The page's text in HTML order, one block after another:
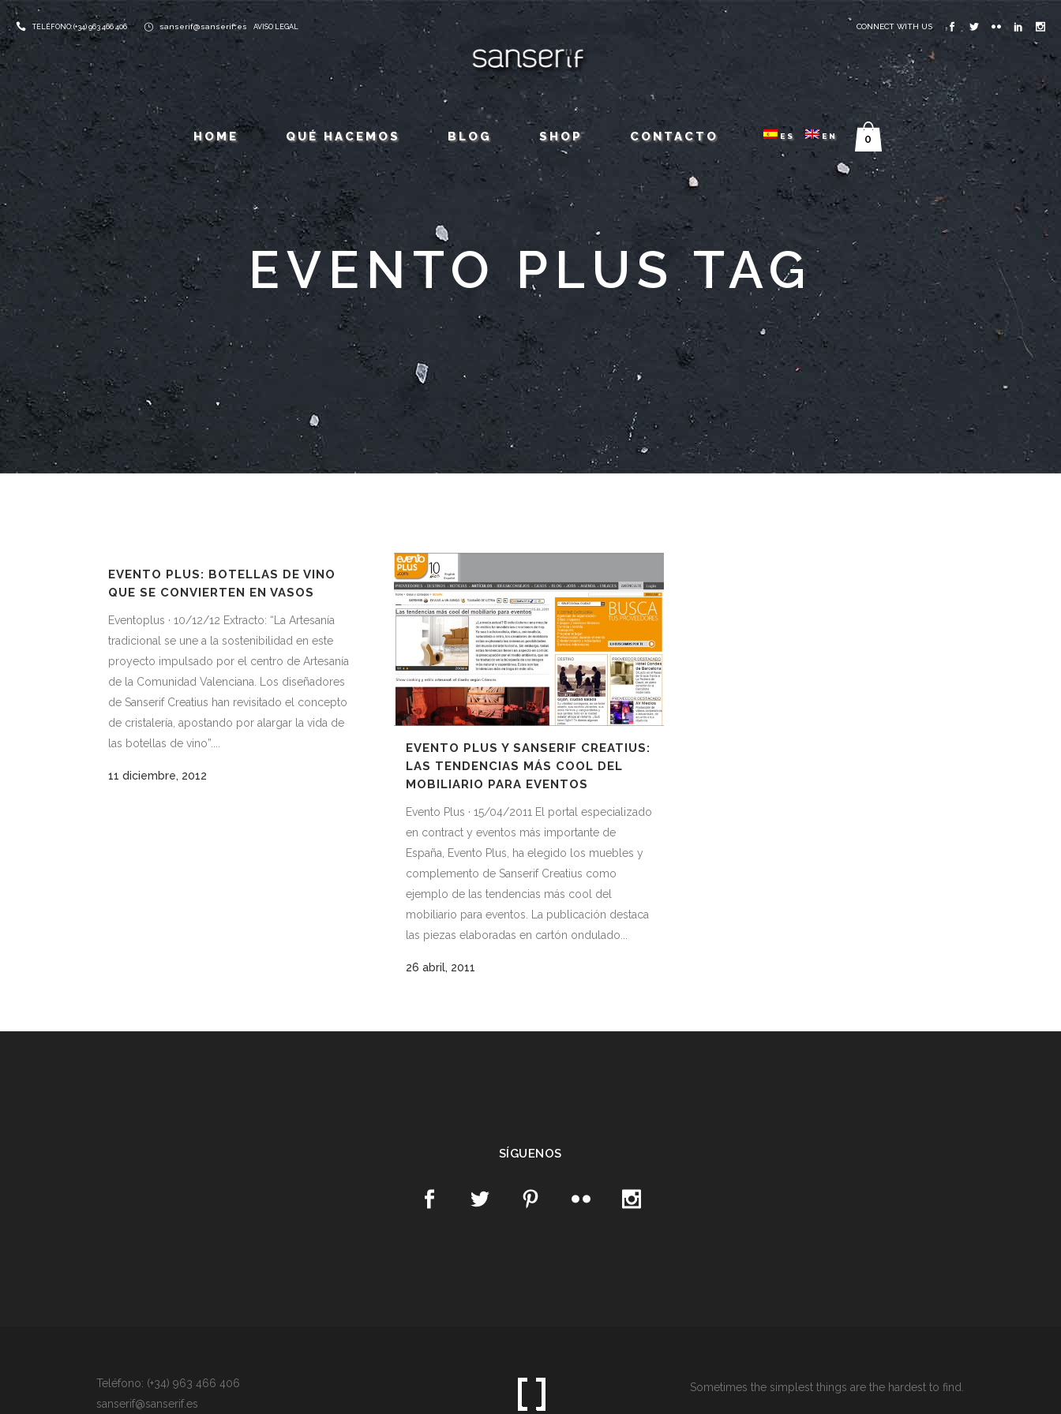
TELÉFONO: (+34) 963 466 406 sanserif@sanserif.es AVISO LEGAL CONNECT WITH US
HOME QUÉ HACEMOS BLOG SHOP CONTACTO ES EN 0
EVENTO PLUS TAG
EVENTO PLUS: BOTELLAS DE VINO
QUE SE CONVIERTEN EN VASOS
Eventoplus · 10/12/12 Extracto: “La Artesanía
tradicional se une a la sostenibilidad en este
proyecto impulsado por el centro de Artesanía
de la Comunidad Valenciana. Los diseñadores
de Sanserif Creatius han revisitado el concepto
de cristalería, apostando por alargar la vida de
las botellas de vino”....
11 diciembre, 2012
EVENTO PLUS Y SANSERIF CREATIUS:
LAS TENDENCIAS MÁS COOL DEL
MOBILIARIO PARA EVENTOS
Evento Plus · 15/04/2011 El portal especializado
en contract y eventos más importante de
España, Evento Plus, ha elegido los muebles y
complemento de Sanserif Creatius como
ejemplo de las tendencias más cool del
mobiliario para eventos. La publicación destaca
las piezas elaboradas en cartón ondulado...
26 abril, 2011
SÍGUENOS
Teléfono: (+34) 963 466 406
sanserif@sanserif.es
Sometimes the simplest things are the hardest to find.